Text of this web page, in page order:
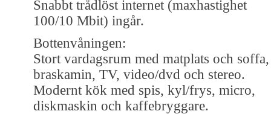
Snabbt trådlöst internet (maxhastighet
100/10 Mbit) ingår.
Bottenvåningen:
Stort vardagsrum med matplats och soffa,
braskamin, TV, video/dvd och stereo.
Modernt kök med spis, kyl/frys, micro,
diskmaskin och kaffebryggare.